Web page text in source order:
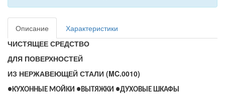
Описание
Характеристики
ЧИСТЯЩЕЕ СРЕДСТВО
ДЛЯ ПОВЕРХНОСТЕЙ
ИЗ НЕРЖАВЕЮЩЕЙ СТАЛИ (MC.0010)
●КУХОННЫЕ МОЙКИ ●ВЫТЯЖКИ ●ДУХОВЫЕ ШКАФЫ